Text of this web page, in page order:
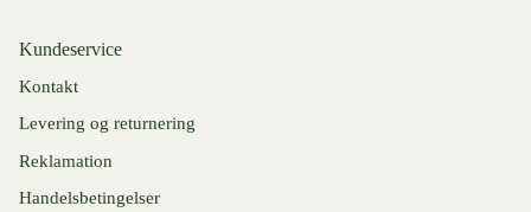
Kundeservice
Kontakt
Levering og returnering
Reklamation
Handelsbetingelser